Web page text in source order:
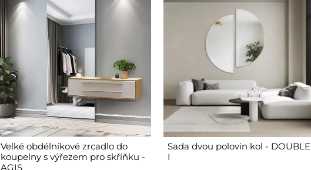
Velké obdélníkové zrcadlo do
koupelny s výřezem pro skříňku -
AGIS
Sada dvou polovin kol - DOUBLE
I